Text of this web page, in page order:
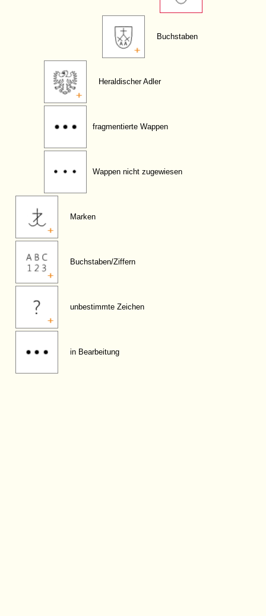
Buchstaben
Heraldischer Adler
fragmentierte Wappen
Wappen nicht zugewiesen
Marken
Buchstaben/Ziffern
unbestimmte Zeichen
in Bearbeitung